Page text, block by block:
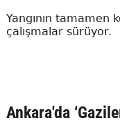
Yangının tamamen
çalışmalar sürüyor.
Ankara'da